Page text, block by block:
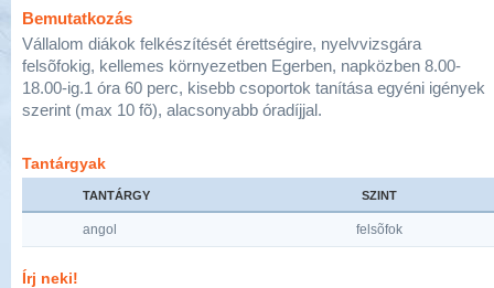
Bemutatkozás
Vállalom diákok felkészítését érettségire, nyelvvizsgára
felsõfokig, kellemes környezetben Egerben, napközben 8.00-
18.00-ig.1 óra 60 perc, kisebb csoportok tanítása egyéni igények
szerint (max 10 fõ), alacsonyabb óradíjjal.
Tantárgyak
TANTÁRGY SZINT
angol felsõfok
Írj neki!